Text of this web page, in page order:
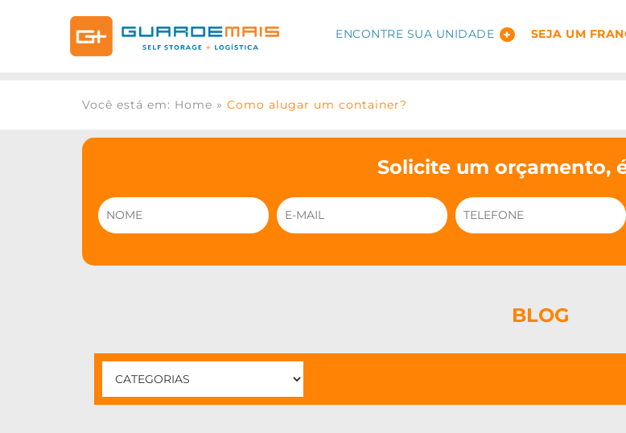
ENCONTRE SUA UNIDADE SEJA UM
Você está em: Home » Como alugar um container?
Solicite um orçamento,
BLOG